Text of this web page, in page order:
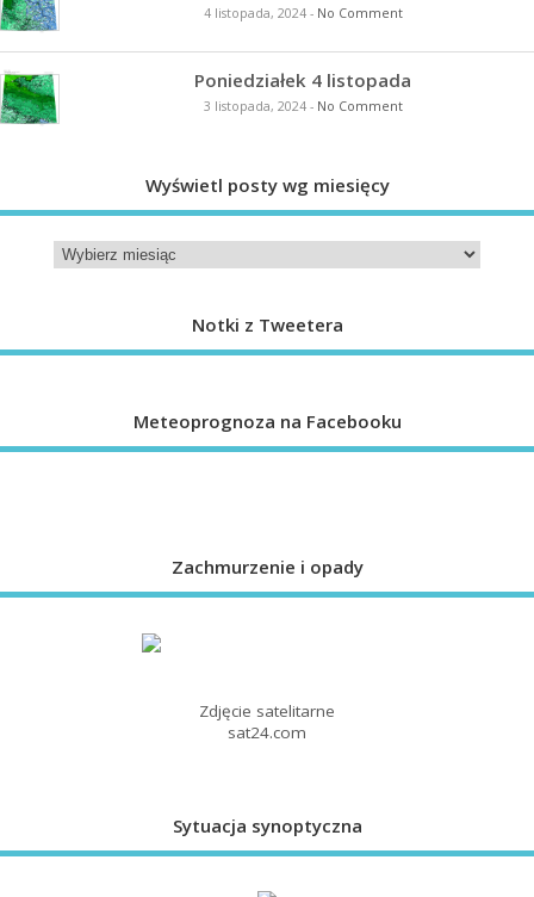
4 listopada, 2024- No Comment
Poniedziałek 4 listopada
3 listopada, 2024- No Comment
Wyświetl posty wg miesięcy
Notki z Tweetera
Meteoprognoza na Facebooku
Zachmurzenie i opady
Zdjęcie satelitarne
sat24.com
Sytuacja synoptyczna